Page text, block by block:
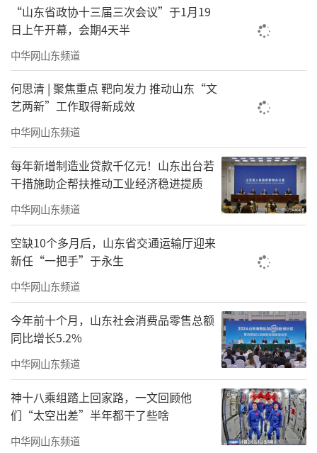
“山东省政协十三届三次会议”于1月19
日上午开幕，会期4天半
中华网山东频道
何思清 | 聚焦重点 靶向发力 推动山东“文
艺两新”工作取得新成效
中华网山东频道
每年新增制造业贷款千亿元！山东出台若
干措施助企帮扶推动工业经济稳进提质
中华网山东频道
空缺10个多月后，山东省交通运输厅迎来
新任“一把手”于永生
中华网山东频道
今年前十个月，山东社会消费品零售总额
同比增长5.2%
中华网山东频道
神十八乘组踏上回家路，一文回顾他
们“太空出差”半年都干了些啥
中华网山东频道